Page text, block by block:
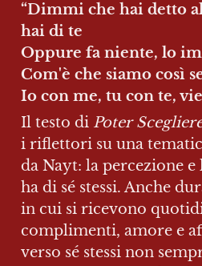
“Dimmi che hai detto
hai di te
Oppure fa niente, lo
Com'è che siamo così
Io con me, tu con te,
Il testo di Poter
i riflettori su una
da Nayt: la percezione e
ha di sé stessi. Anche
in cui si ricevono
complimenti, amore e
verso sé stessi non